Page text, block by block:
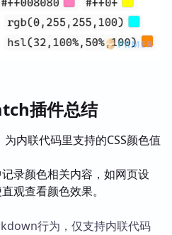
插件总结
内联代码里支持的CSS颜色值
记录颜色相关内容，如网页设
观查看颜色效果。
行为，仅支持内联代码